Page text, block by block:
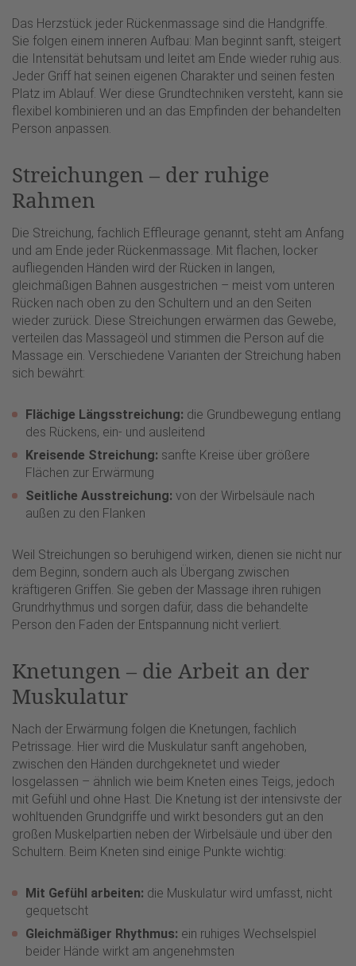
Das Herzstück jeder Rückenmassage sind die Handgriffe.
Sie folgen einem inneren Aufbau: Man beginnt sanft, steigert
die Intensität behutsam und leitet am Ende wieder ruhig aus.
Jeder Griff hat seinen eigenen Charakter und seinen festen
Platz im Ablauf. Wer diese Grundtechniken versteht, kann sie
flexibel kombinieren und an das Empfinden der behandelten
Person anpassen.
Streichungen – der ruhige
Rahmen
Die Streichung, fachlich Effleurage genannt, steht am Anfang
und am Ende jeder Rückenmassage. Mit flachen, locker
aufliegenden Händen wird der Rücken in langen,
gleichmäßigen Bahnen ausgestrichen – meist vom unteren
Rücken nach oben zu den Schultern und an den Seiten
wieder zurück. Diese Streichungen erwärmen das Gewebe,
verteilen das Massageöl und stimmen die Person auf die
Massage ein. Verschiedene Varianten der Streichung haben
sich bewährt:
Flächige Längsstreichung: die Grundbewegung entlang
des Rückens, ein- und ausleitend
Kreisende Streichung: sanfte Kreise über größere
Flächen zur Erwärmung
Seitliche Ausstreichung: von der Wirbelsäule nach
außen zu den Flanken
Weil Streichungen so beruhigend wirken, dienen sie nicht nur
dem Beginn, sondern auch als Übergang zwischen
kräftigeren Griffen. Sie geben der Massage ihren ruhigen
Grundrhythmus und sorgen dafür, dass die behandelte
Person den Faden der Entspannung nicht verliert.
Knetungen – die Arbeit an der
Muskulatur
Nach der Erwärmung folgen die Knetungen, fachlich
Petrissage. Hier wird die Muskulatur sanft angehoben,
zwischen den Händen durchgeknetet und wieder
losgelassen – ähnlich wie beim Kneten eines Teigs, jedoch
mit Gefühl und ohne Hast. Die Knetung ist der intensivste der
wohltuenden Grundgriffe und wirkt besonders gut an den
großen Muskelpartien neben der Wirbelsäule und über den
Schultern. Beim Kneten sind einige Punkte wichtig:
Mit Gefühl arbeiten: die Muskulatur wird umfasst, nicht
gequetscht
Gleichmäßiger Rhythmus: ein ruhiges Wechselspiel
beider Hände wirkt am angenehmsten